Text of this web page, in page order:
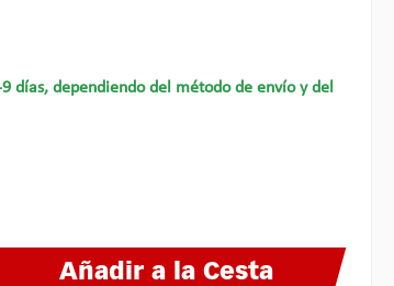
días, dependiendo del método de envío y del
cantidad deseada o usa los botones para aumentar o
Añadir a la Cesta